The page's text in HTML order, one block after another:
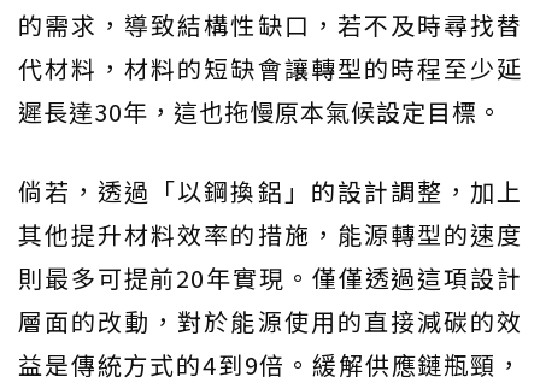
的需求，導致結構性缺口，若不及時尋找替
代材料，材料的短缺會讓轉型的時程至少延
遲長達30年，這也拖慢原本氣候設定目標。
倘若，透過「以鋼換鋁」的設計調整，加上
其他提升材料效率的措施，能源轉型的速度
則最多可提前20年實現。僅僅透過這項設計
層面的改動，對於能源使用的直接減碳的效
益是傳統方式的4到9倍。緩解供應鏈瓶頸，